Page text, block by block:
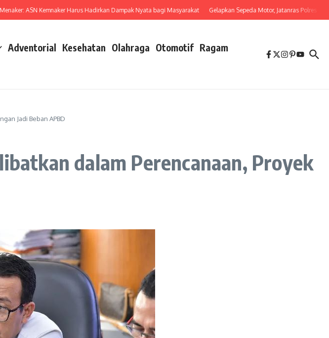
ASN Kemnaker Harus Hadirkan Dampak Nyata bagi Masyarakat Gelapkan Sepeda Motor, Jatanras Polres Tebing
Adventorial Kesehatan Olahraga Otomotif Ragam
Jadi Beban APBD
dalam Perencanaan, Proyek